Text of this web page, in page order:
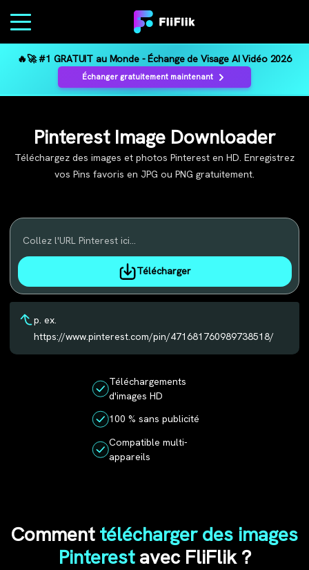
🔥🚀 #1 GRATUIT au Monde - Échange de Visage AI Vidéo 2026
Échanger gratuitement maintenant
Pinterest Image Downloader
Téléchargez des images et photos Pinterest en HD. Enregistrez
vos Pins favoris en JPG ou PNG gratuitement.
Télécharger
p. ex.
https://www.pinterest.com/pin/471681760989738518/
Téléchargements
d'images HD
100 % sans publicité
Compatible multi-
appareils
Commenttélécharger des images
Pinterestavec FliFlik ?